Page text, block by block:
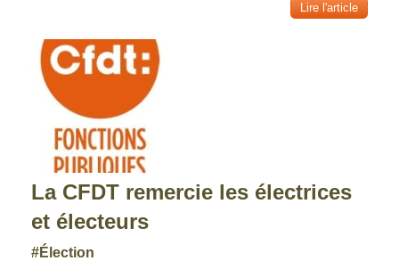
Lire l'article
La CFDT remercie les électrices
et électeurs
#Élection